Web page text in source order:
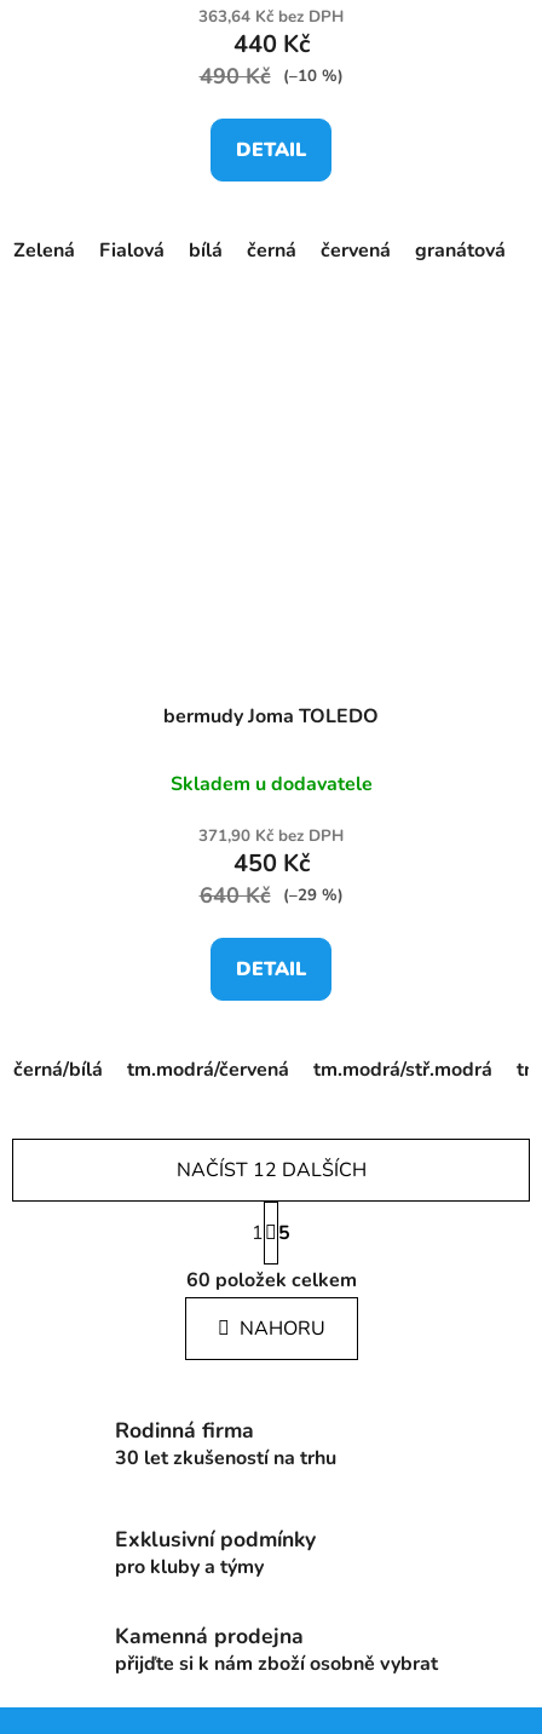
363,64 Kč bez DPH
440 Kč
490 Kč (–10 %)
DETAIL
Zelená Fialová bílá černá červená granátová
bermudy Joma TOLEDO
Skladem u dodavatele
371,90 Kč bez DPH
450 Kč
640 Kč (–29 %)
DETAIL
černá/bílá tm.modrá/červená tm.modrá/stř.modrá
O
v
l
á
d
í
p
v
k
ý
p
s
NAČÍST 12 DALŠÍCH
S
t
r
á
n
k
1
5
60 položek celkem
NAHORU
Rodinná firma
30 let zkušeností na trhu
Exklusivní podmínky
pro kluby a týmy
Kamenná prodejna
přijďte si k nám zboží osobně vybrat